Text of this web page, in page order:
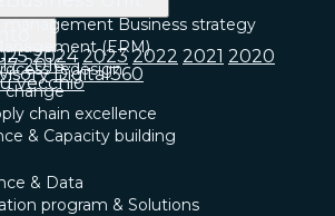
management Business strategy
(ERM)
redesign
change
chain excellence
& Capacity building
& Data
program & Solutions
2024 2023 2022 2021 2020
2016Digital360
vecchio